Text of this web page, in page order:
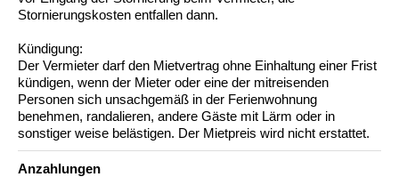
Stornierungskosten entfallen dann.
Kündigung:
Der Vermieter darf den Mietvertrag ohne Einhaltung einer Frist
kündigen, wenn der Mieter oder eine der mitreisenden
Personen sich unsachgemäß in der Ferienwohnung
benehmen, randalieren, andere Gäste mit Lärm oder in
sonstiger weise belästigen. Der Mietpreis wird nicht erstattet.
Anzahlungen